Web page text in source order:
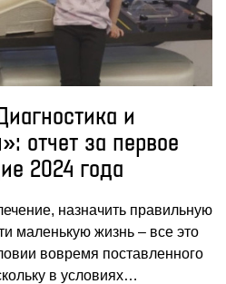
и
отчет за первое
2024 года
назначить правильную
маленькую жизнь – все это
вовремя поставленного
в условиях…